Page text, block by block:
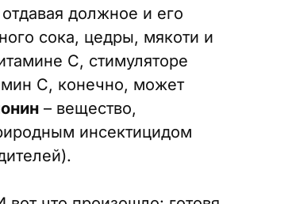
должное и его
сока, цедры, мякоти и
С, стимуляторе
С, конечно, может
– вещество,
инсектицидом